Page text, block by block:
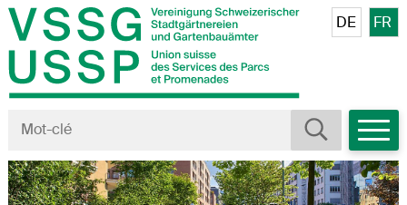
Navigieren in VSSG/USSP
Schnellnavigation
Terme de recherche
Rechercher
Veuillez
DE FR